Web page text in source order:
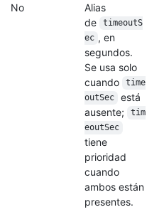
No
Alias
de
timeoutS
ec , en
segundos.
Se usa solo
cuando
time
outSec
está
ausente;
tim
eoutSec
tiene
prioridad
cuando
ambos están
presentes.